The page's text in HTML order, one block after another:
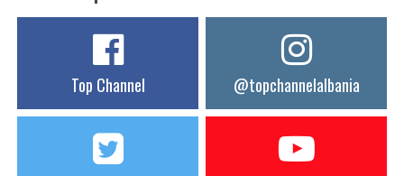
Top Channel @topchannelalbania